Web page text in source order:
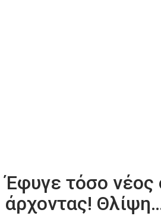
Έφυγε τόσο νέος
άρχοντας!